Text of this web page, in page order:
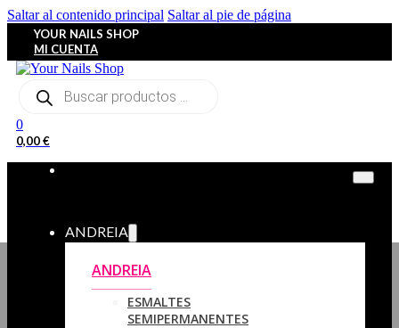
Saltar al contenido principal Saltar al pie de página
YOUR NAILS SHOP
MI CUENTA
0
0,00€
ANDREIA
ANDREIA
ESMALTES
SEMIPERMANENTES